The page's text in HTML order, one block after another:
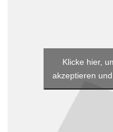
Klicke hier,
akzeptieren